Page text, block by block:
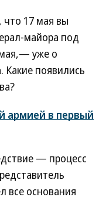
17 мая вы
майора под
мая,— уже о
Какие появились
армией в первый
— процесс
все основания